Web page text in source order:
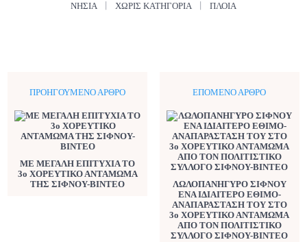
ΝΗΣΙΆ ΧΩΡΊΣ ΚΑΤΗΓΟΡΊΑ ΠΛΟΊΑ
ΠΡΟΗΓΟΎΜΕΝΟ ΆΡΘΡΟ
ΜΕ ΜΕΓΑΛΗ ΕΠΙΤΥΧΙΑ ΤΟ
3o ΧΟΡΕΥΤΙΚΟ ΑΝΤΑΜΩΜΑ
ΤΗΣ ΣΙΦΝΟΥ-BINTEO
ΕΠΌΜΕΝΟ ΆΡΘΡΟ
ΛΩΛΟΠΑΝΗΓΥΡΟ ΣΙΦΝΟΥ
ΕΝΑ ΙΔΙΑΙΤΕΡΟ ΕΘΙΜΟ-
ΑΝΑΠΑΡΑΣΤΑΣΗ ΤΟΥ ΣΤΟ
3ο ΧΟΡΕΥΤΙΚΟ ΑΝΤΑΜΩΜΑ
ΑΠΟ ΤΟΝ ΠΟΛΙΤΙΣΤΙΚΟ
ΣΥΛΛΟΓΟ ΣΙΦΝΟΥ-ΒΙΝΤΕΟ